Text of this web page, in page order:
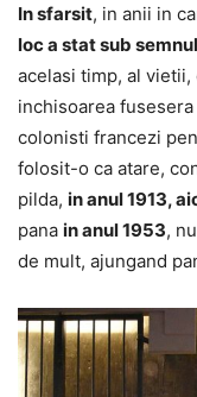
In sfarsit, in anii in
loc a stat sub
acelasi timp, al vietii,
inchisoarea
colonisti francezi
folosit-o ca atare,
pilda, in anul 1913,
pana in anul 1953,
de mult, ajungand